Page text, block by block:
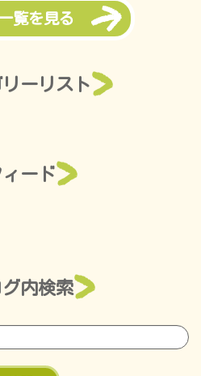
覧を見る
ーリスト
ィード
内検索